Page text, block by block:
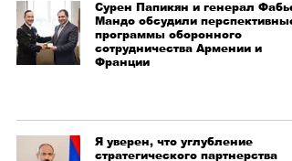
Сурен Папикян и генерал
Мандо обсудили перспективные
программы оборонного
сотрудничества Армении и
Франции
Я уверен, что углубление
стратегического партнерства